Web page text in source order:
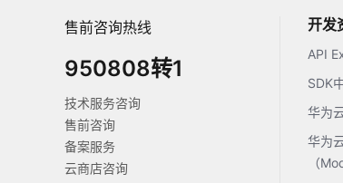
售前咨询热线
950808转1
技术服务咨询
售前咨询
备案服务
云商店咨询
开发
API
SDK
华为
华为
（